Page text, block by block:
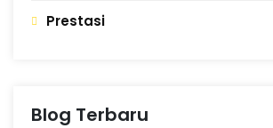
Prestasi
Blog Terbaru